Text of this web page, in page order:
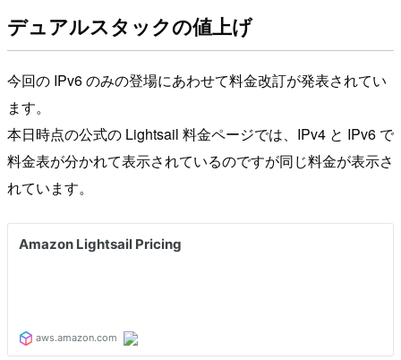
デュアルスタックの値上げ
今回の IPv6 のみの登場にあわせて料金改訂が発表されてい
ます。
本日時点の公式の Lightsail 料金ページでは、IPv4 と IPv6 で
料金表が分かれて表示されているのですが同じ料金が表示さ
れています。